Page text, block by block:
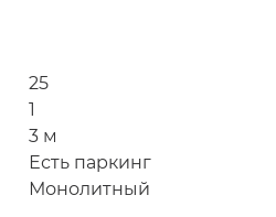
25
1
3 м
Есть паркинг
Монолитный